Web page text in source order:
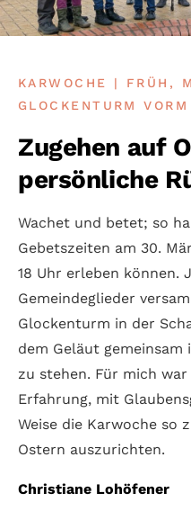
KARWOCHE | FRÜH,
GLOCKENTURM
Zugehen auf
persönliche
Wachet und betet; so
Gebetszeiten am 30.
18 Uhr erleben können.
Gemeindeglieder
Glockenturm in der
dem Geläut
zu stehen. Für mich
Erfahrung, mit
Weise die Karwoche so
Ostern auszurichten.
Christiane Lohöfener